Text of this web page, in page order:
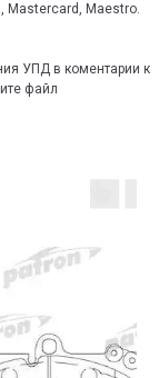
Mastercard, Maestro.
УПД в коментарии к
файл